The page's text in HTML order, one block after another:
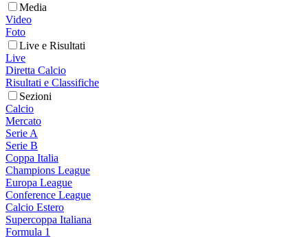
Media
Video
Foto
Live e Risultati
Live
Diretta Calcio
Risultati e Classifiche
Sezioni
Calcio
Mercato
Serie A
Serie B
Coppa Italia
Champions League
Europa League
Conference League
Calcio Estero
Supercoppa Italiana
Formula 1